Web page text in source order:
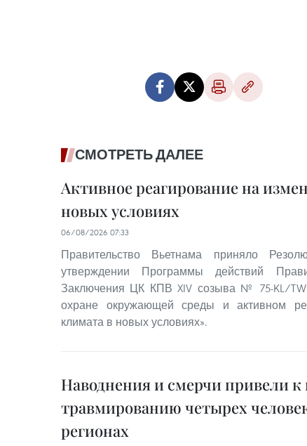
СМОТРЕТЬ ДАЛЕЕ
Активное реагирование на
новых условиях
06/08/2026 07:33
Правительство Вьетнама приняло
утверждении Программы действий
Заключения ЦК КПВ XIV созыва № 75-KL/
охране окружающей среды и активном
климата в новых условиях».
Наводнения и смерчи привели к
травмированию четырех
регионах